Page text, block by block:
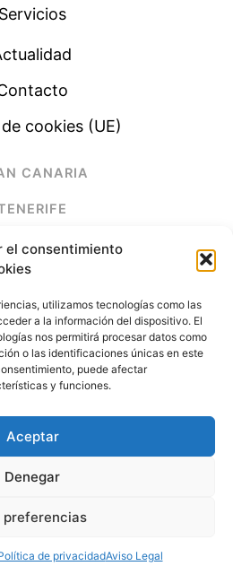
el consentimiento
utilizamos tecnologías como las
a la información del dispositivo. El
nos permitirá procesar datos como
o las identificaciones únicas en este
puede afectar
y funciones.
Aceptar
Denegar
preferencias
de privacidadAviso Legal
Servicios
cookies (UE)
CANARIA
928 678 261
los derechos reservados.
de privacidad